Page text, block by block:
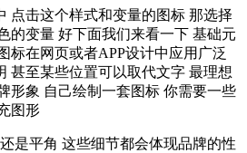
点击这个样式和变量的图标 那选择
的变量 好下面我们来看一下 基础元
在网页或者APP设计中应用广泛
甚至某些位置可以取代文字 最理想
形象 自己绘制一套图标 你需要一些
图形
是平角 这些细节都会体现品牌的性